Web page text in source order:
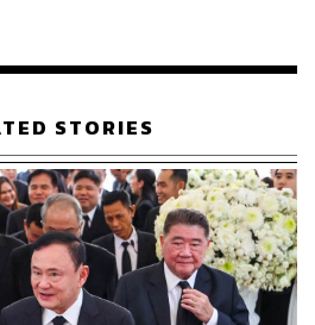
STORIES